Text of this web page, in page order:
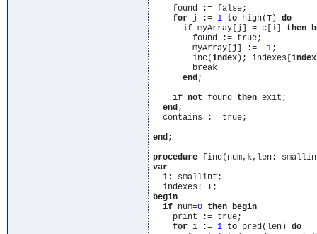
    found := false;
for j := 1 to high(T) do
if myArray[j] = c[i] then
        found := true;
        myArray[j] := -
1;
        inc(
index); indexes[ index
        break
end;
if not found then exit;
end;
  contains := true;
end;
procedure
var
  i: smallint;
begin
if num=0 then begin
    print := true;
for i := 1 to pred(len) do